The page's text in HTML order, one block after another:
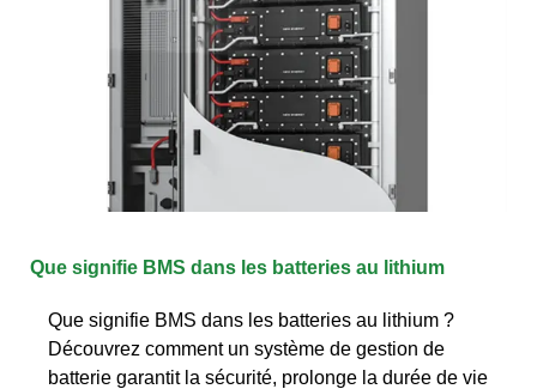
Que signifie BMS dans les batteries au lithium
Que signifie BMS dans les batteries au lithium ?
Découvrez comment un système de gestion de
batterie garantit la sécurité, prolonge la durée de vie